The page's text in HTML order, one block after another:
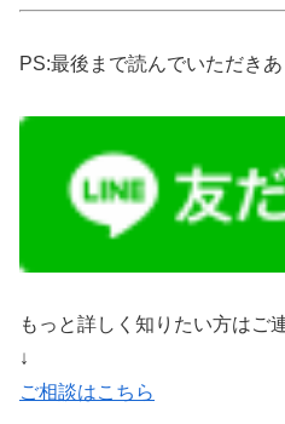
PS:最後まで読んでいただき
もっと詳しく知りたい方はご
↓
ご相談はこちら